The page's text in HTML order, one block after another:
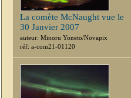
La comète McNaught vue le
30 Janvier 2007
auteur: Minoru Yoneto/Novapix
réf: a-com21-01120